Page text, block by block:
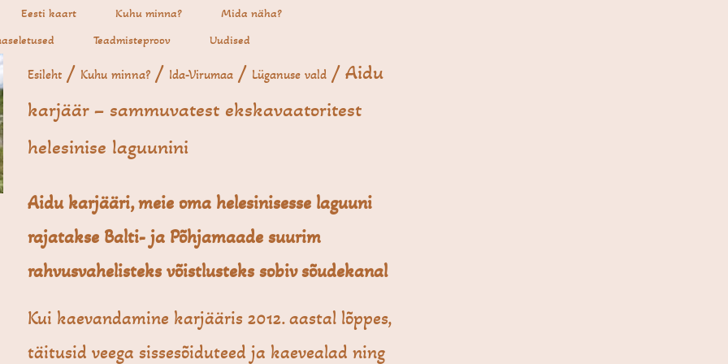
Eesti kaart Kuhu minna?
Mida näha?
Teadmisteproov Uudised
Esileht / Kuhu minna? / Ida-Virumaa / Lüganuse vald / Aidu
karjäär – sammuvatest ekskavaatoritest
helesinise laguunini
Aidu karjääri, meie oma helesinisesse laguuni
rajatakse Balti- ja Põhjamaade suurim
rahvusvahelisteks võistlusteks sobiv sõudekanal
Kui kaevandamine karjääris 2012. aastal lõppes,
täitusid veega sissesõiduteed ja kaevealad ning